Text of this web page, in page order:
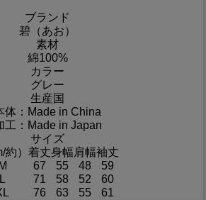
ブランド
碧（あお）
素材
綿100%
カラー
グレー
生産国
体：Made in China
工：Made in Japan
サイズ
約） 着丈身幅肩幅袖丈
M
67 55 48
59
L
71 58 52
60
76 63 55
61